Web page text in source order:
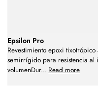
Epsilon Pro
Revestimiento epoxi
semirrígido para resistencia al
volumenDur... Read more